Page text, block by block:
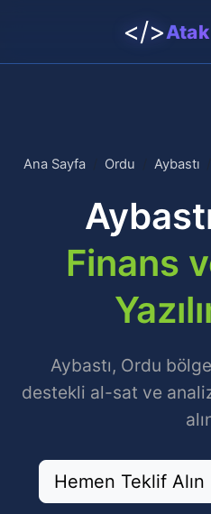
</>Atak
Ana Sayfa Ordu Aybastı
Finans
Aybastı, Ordu
destekli al-sat ve
Hemen Teklif Alın